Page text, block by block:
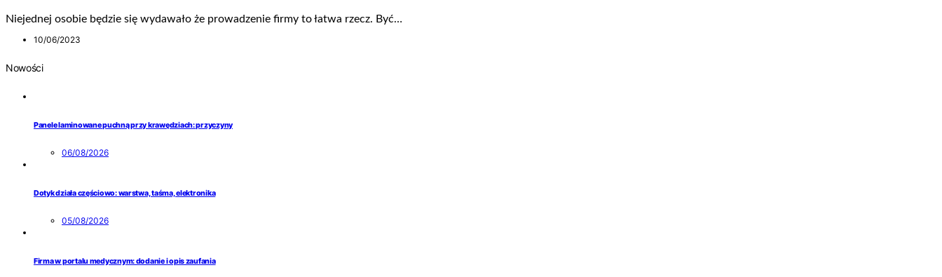
Niejednej osobie będzie się wydawało że prowadzenie firmy to łatwa rzecz. Być…
10/06/2023
Nowości
Panele laminowane puchną przy krawędziach: przyczyny
06/08/2026
Dotyk działa częściowo: warstwa, taśma, elektronika
05/08/2026
Firma w portalu medycznym: dodanie i opis zaufania